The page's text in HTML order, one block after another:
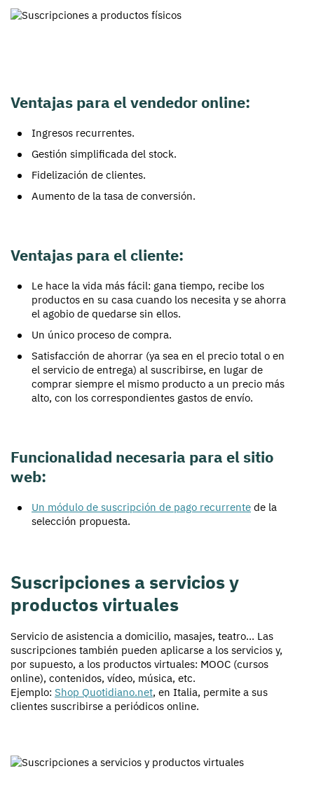
Ventajas para el vendedor online:
Ingresos recurrentes.
Gestión simplificada del stock.
Fidelización de clientes.
Aumento de la tasa de conversión.
Ventajas para el cliente:
Le hace la vida más fácil: gana tiempo, recibe los
productos en su casa cuando los necesita y se ahorra
el agobio de quedarse sin ellos.
Un único proceso de compra.
Satisfacción de ahorrar (ya sea en el precio total o en
el servicio de entrega) al suscribirse, en lugar de
comprar siempre el mismo producto a un precio más
alto, con los correspondientes gastos de envío.
Funcionalidad necesaria para el sitio
web:
Un módulo de suscripción de pago recurrente de la
selección propuesta.
Suscripciones a servicios y
productos virtuales
Servicio de asistencia a domicilio, masajes, teatro... Las
suscripciones también pueden aplicarse a los servicios y,
por supuesto, a los productos virtuales: MOOC (cursos
online), contenidos, vídeo, música, etc.
Ejemplo: Shop Quotidiano.net, en Italia, permite a sus
clientes suscribirse a periódicos online.